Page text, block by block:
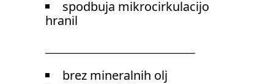
spodbuja mikrocirkulacijo
hranil
brez mineralnih olj